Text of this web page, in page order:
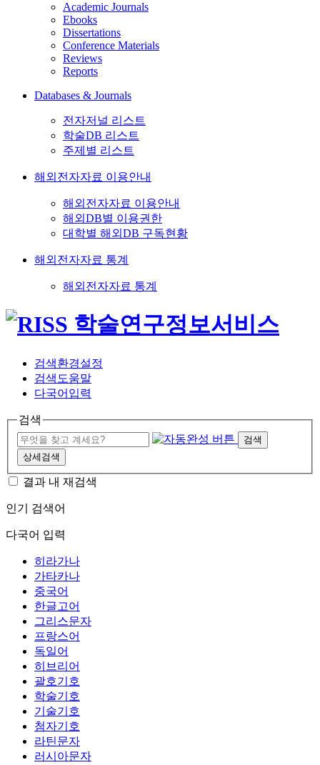
Academic Journals
Ebooks
Dissertations
Conference Materials
Reviews
Reports
Databases & Journals
전자저널 리스트
학술DB 리스트
주제별 리스트
해외전자자료 이용안내
해외전자자료 이용안내
해외DB별 이용권한
대학별 해외DB 구독현황
해외전자자료 통계
해외전자자료 통계
검색환경설정
검색도움말
다국어입력
검색
검색
상세검색
결과 내 재검색
인기 검색어
다국어 입력
히라가나
가타카나
중국어
한글고어
그리스문자
프랑스어
독일어
히브리어
괄호기호
학술기호
기술기호
첨자기호
라틴문자
러시아문자